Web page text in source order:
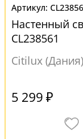
Настенный
CL238561
Citilux (Дания)
5 299 ₽